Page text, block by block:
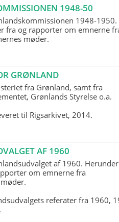
1948-50
1948-1950.
fra og rapporter om emnerne
møder.
GRØNLAND
fra Grønland, samt fra
Grønlands Styrelse o.a.
til Rigsarkivet, 2014.
AF 1960
af 1960. Herunder
om emnerne fra
referater fra 1960,